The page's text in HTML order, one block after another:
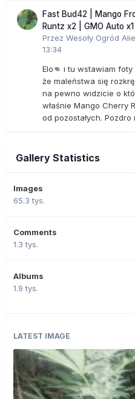
Fast Bud42 | Mango
Runtz x2 | GMO Auto x1
Przez Wesoły Ogród
13:34
Elo👊 i tu wstawiam
że maleństwa się
na pewno widzicie o
właśnie Mango Cherry
od pozostałych.
Gallery Statistics
Images
65.3 tys.
Comments
1.3 tys.
Albums
1.9 tys.
LATEST IMAGE